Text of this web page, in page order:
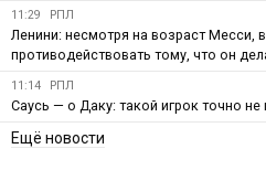
11:29 РПЛ
Ленини: несмотря на возраст Месси,
противодействовать тому, что он
11:14 РПЛ
Саусь — о Даку: такой игрок точно
Ещё новости